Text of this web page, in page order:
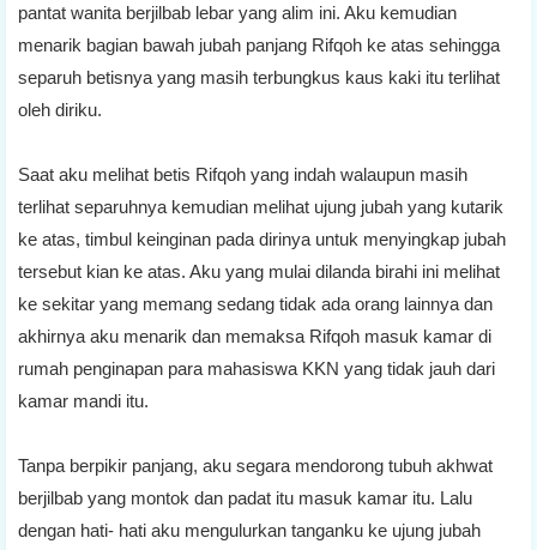
pantat wanita berjilbab lebar yang alim ini. Aku kemudian
menarik bagian bawah jubah panjang Rifqoh ke atas sehingga
separuh betisnya yang masih terbungkus kaus kaki itu terlihat
oleh diriku.
Saat aku melihat betis Rifqoh yang indah walaupun masih
terlihat separuhnya kemudian melihat ujung jubah yang kutarik
ke atas, timbul keinginan pada dirinya untuk menyingkap jubah
tersebut kian ke atas. Aku yang mulai dilanda birahi ini melihat
ke sekitar yang memang sedang tidak ada orang lainnya dan
akhirnya aku menarik dan memaksa Rifqoh masuk kamar di
rumah penginapan para mahasiswa KKN yang tidak jauh dari
kamar mandi itu.
Tanpa berpikir panjang, aku segara mendorong tubuh akhwat
berjilbab yang montok dan padat itu masuk kamar itu. Lalu
dengan hati- hati aku mengulurkan tanganku ke ujung jubah